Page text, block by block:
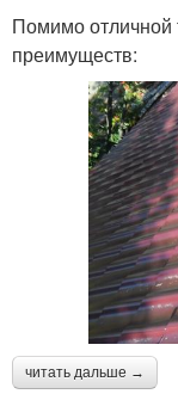
Помимо отличной
преимуществ:
читать дальше →